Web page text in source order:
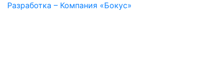
Разработка – Компания «Бокус»